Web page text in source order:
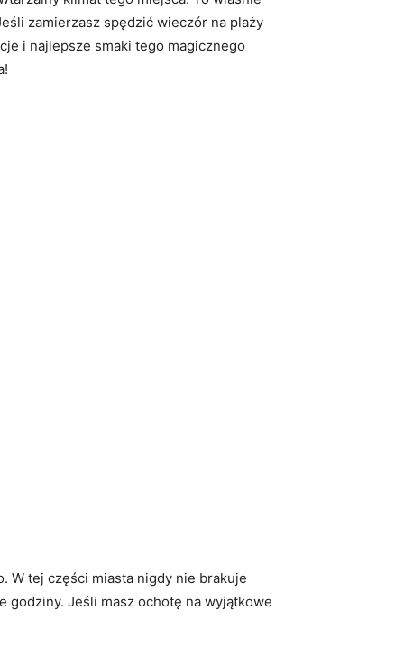
zamierzasz spędzić ⁣wieczór na plaży
i najlepsze smaki ‌tego magicznego
W tej części miasta nigdy ⁢nie​ brakuje
godziny. Jeśli masz ochotę na ⁤wyjątkowe⁢